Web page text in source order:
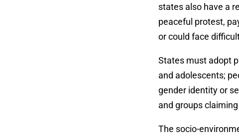
states also have a
peaceful protest,
or could face
States must adopt
and adolescents;
gender identity or
and groups
The socio-